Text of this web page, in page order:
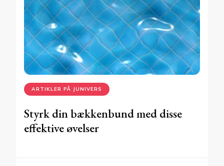
ARTIKLER PÅ JUNIVERS
Styrk din bækkenbund med disse
effektive øvelser